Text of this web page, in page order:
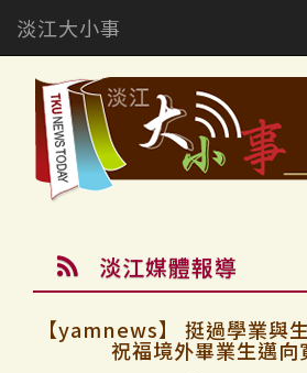
淡江大小事
淡江媒體報導
【yamnews】 挺過學業與
祝福境外畢業生邁向